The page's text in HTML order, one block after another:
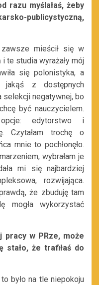
razu myślałaś, żeby
publicystyczną,
mieścił się w
te studia wyrażały mój
się polonistyka, a
jakąś z dostępnych
selekcji negatywnej, bo
być nauczycielem.
edytorstwo i
Czytałam trochę o
mnie to pochłonęło.
wybrałam je
mi się najbardziej
rozwijająca.
że zbuduję tam
mogła wykorzystać
pracy w PRze, może
stało, że trafiłaś do
było na tle niepokoju